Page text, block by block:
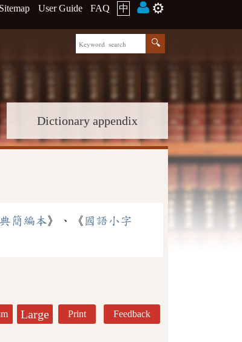
Sitemap User Guide FAQ 中 ⚙️
Dictionary appendix
簡編本》、《 國語小字
Large Print Feedback